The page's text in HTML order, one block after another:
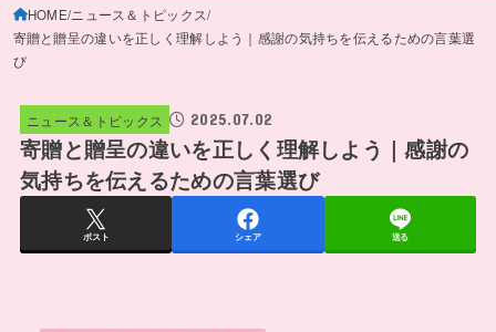
HOME ニュース＆トピックス
寄贈と贈呈の違いを正しく理解しよう｜感謝の気持ちを伝えるための言葉選
び
ニュース＆トピックス 2025.07.02
寄贈と贈呈の違いを正しく理解しよう｜感謝の
気持ちを伝えるための言葉選び
ポスト シェア 送る